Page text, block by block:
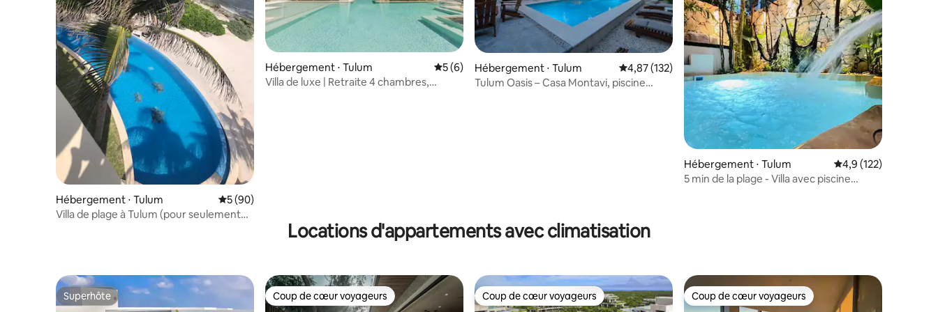
Hébergement ⋅ Tulum Évaluation moyenne sur la base de 90 commentaires : 5 sur 5
5 (90)
Villa de plage à Tulum (pour seulement
Hébergement ⋅ Tulum Évaluation moyenne sur la base de 6 commentaires : 5 sur 5
5 (6)
Villa de luxe | Retraite 4 chambres,
Hébergement ⋅ Tulum Évaluation moyenne sur la base de 132 commentaires : 4,87 sur 5
4,87 (132)
Tulum Oasis – Casa Montavi, piscine
Hébergement ⋅ Tulum Évaluation moyenne
4,9 (122)
5 min de la plage - Villa avec piscine
Locations d'appartements avec climatisation
Superhôte
Superhôte Coup de cœur voyageurs
Coup de cœur voyageurs Coup de cœur voyageurs
Coup de cœur voyageurs Coup de cœur voyageurs
Coup de cœur voyageurs